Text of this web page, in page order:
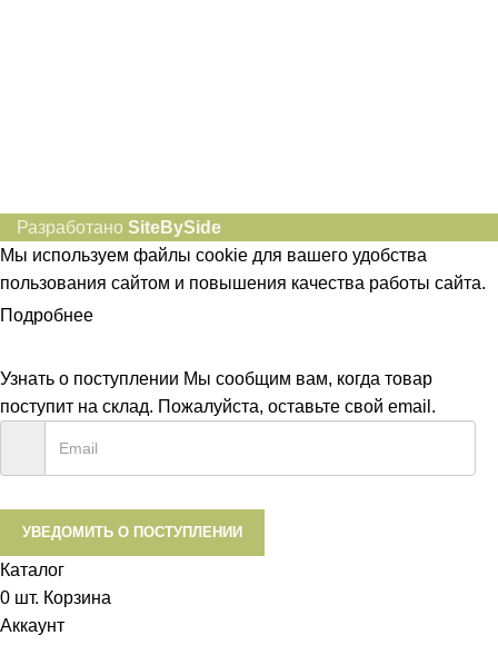
Разработано SiteBySide
Мы используем файлы cookie для вашего удобства
пользования сайтом и повышения качества работы сайта.
Подробнее
Узнать о поступлении Мы сообщим вам, когда товар
поступит на склад. Пожалуйста, оставьте свой email.
УВЕДОМИТЬ О ПОСТУПЛЕНИИ
Каталог
0 шт. Корзина
Аккаунт